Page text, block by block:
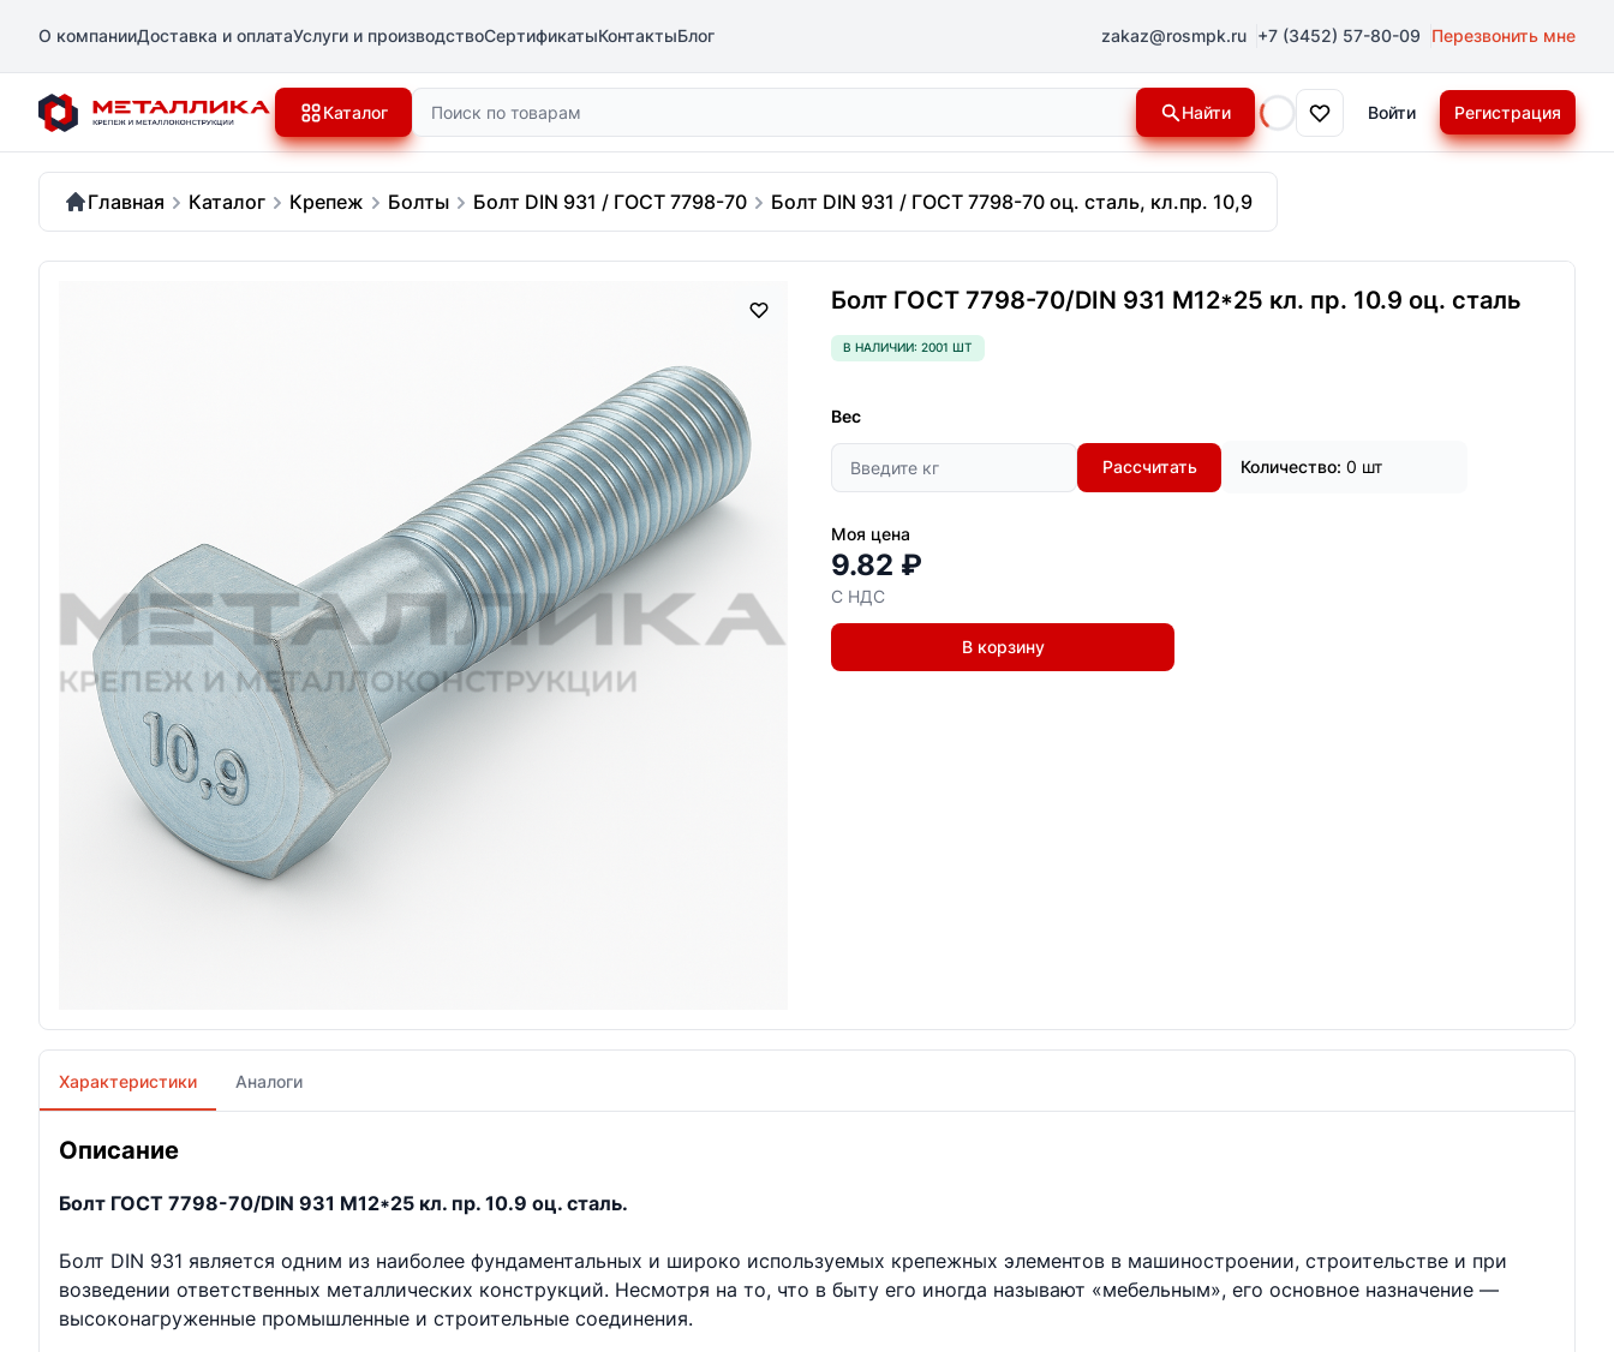
О компанииДоставка и оплатаУслуги и производствоСертификатыКонтактыБлог zakaz@rosmpk.ru +7 (3452) 57-80-09 Перезвонить мне
Каталог Поиск Найти
Loading...
Войти Регистрация
Главная Каталог Крепеж Болты Болт DIN 931 / ГОСТ 7798-70 Болт DIN 931 / ГОСТ 7798-70 оц. сталь, кл.пр. 10,9
Болт ГОСТ 7798-70/DIN 931 М12*25 кл. пр. 10.9 оц. сталь
В НАЛИЧИИ: 2001 ШТ
Вес
Рассчитать Количество: 0 шт
Моя цена
9.82 ₽
С НДС
В корзину
Характеристики Аналоги
Описание
Болт ГОСТ 7798-70/DIN 931 М12*25 кл. пр. 10.9 оц. сталь.
Болт DIN 931 является одним из наиболее фундаментальных и широко используемых крепежных элементов в машиностроении, строительстве и при
возведении ответственных металлических конструкций. Несмотря на то, что в быту его иногда называют «мебельным», его основное назначение —
высоконагруженные промышленные и строительные соединения.